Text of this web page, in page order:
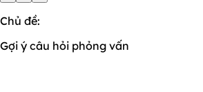
Chủ đề:
Gợi ý câu hỏi phỏng vấn